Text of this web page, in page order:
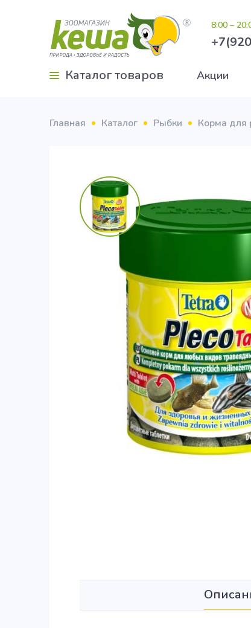
8:00 –
Каталог товаров Акции
Главная Каталог Рыбки Корма для